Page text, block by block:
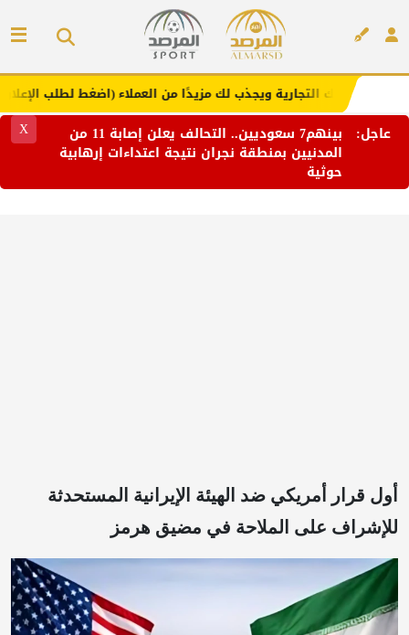
ويجذب لك مزيدًا من العملاء (اضغط لطلب الإعلان)
عاجل: بينهم7 سعوديين.. التحالف يعلن إصابة 11 من
المدنيين بمنطقة نجران نتيجة اعتداءات إرهابية
حوثية
X
أول قرار أمريكي ضد الهيئة الإيرانية المستحدثة
للإشراف على الملاحة في مضيق هرمز